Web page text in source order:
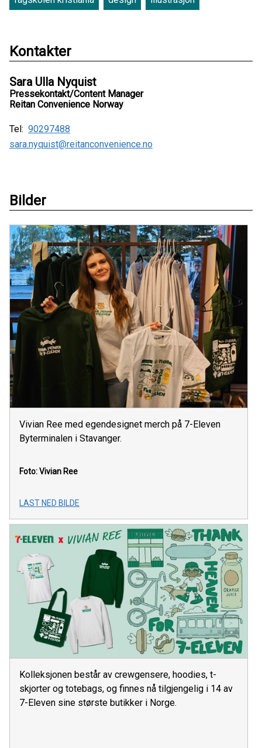
Kontakter
Sara Ulla Nyquist
Pressekontakt/Content Manager
Reitan Convenience Norway
Tel: 90297488
sara.nyquist@reitanconvenience.no
Bilder
Vivian Ree med egendesignet merch på 7-Eleven
Byterminalen i Stavanger.
Foto: Vivian Ree
LAST NED BILDE
Kolleksjonen består av crewgensere, hoodies, t-
skjorter og totebags, og finnes nå tilgjengelig i 14 av
7-Eleven sine største butikker i Norge.